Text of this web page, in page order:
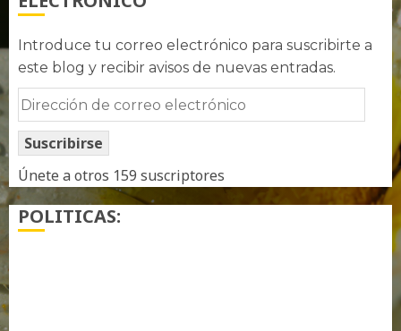
Introduce tu correo electrónico para suscribirte a
este blog y recibir avisos de nuevas entradas.
Dirección
de
correo
electrónico
Suscribirse
Únete a otros 159 suscriptores
POLITICAS: